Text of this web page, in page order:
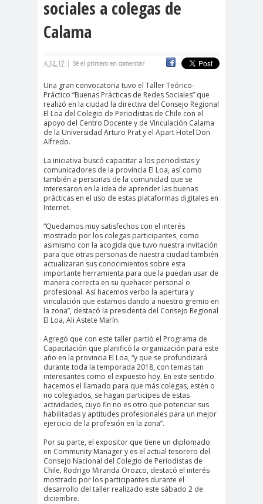
cación
#DerechosFundam
#Destacado
#Destacado #Importante
#Noticias #Asamblea
#Colegiodeperiodistas
#Destacado #Importante
#Noticias #CongresoNacional
#Colegiodeperiodistas
#Destacado #Importante
#Noticias #Elecciones
#CandidaturasConsejoNacional
#Colegiodeperiodistas
#Destacado #Importante
#Noticias #Elecciones
#Colegiodeperiodistas
#Eleccion
es
#Elecciones2
024
#FalloJudic
ial
#GabrielBoric
Font
#Géner
o
#GéneroYDD
HH
#Importan
te
#Importante #Noticias
#Asamblea
#InformarNoEs
Delito
#LibertadDePr
ensa
#MediosNoSexi
stas
#Mega
sociales a colegas de
Calama
4.12.17 | Sé el primero en comentar
Una gran convocatoria tuvo el Taller Teórico-
Práctico “Buenas Prácticas de Redes Sociales” que
realizó en la ciudad la directiva del Consejo Regional
El Loa del Colegio de Periodistas de Chile con el
apoyo del Centro Docente y de Vinculación Calama
de la Universidad Arturo Prat y el Apart Hotel Don
Alfredo.
La iniciativa buscó capacitar a los periodistas y
comunicadores de la provincia El Loa, así como
también a personas de la comunidad que se
interesaron en la idea de aprender las buenas
prácticas en el uso de estas plataformas digitales en
Internet.
“Quedamos muy satisfechos con el interés
mostrado por los colegas participantes, como
asimismo con la acogida que tuvo nuestra invitación
para que otras personas de nuestra ciudad también
actualizaran sus conocimientos sobre esta
importante herramienta para que la puedan usar de
manera correcta en su quehacer personal o
profesional. Así hacemos verbo la apertura y
vinculación que estamos dando a nuestro gremio en
la zona”, destacó la presidenta del Consejo Regional
El Loa, Ali Astete Marín.
Agregó que con este taller partió el Programa de
Capacitación que planificó la organización para este
año en la provincia El Loa, “y que se profundizará
durante toda la temporada 2018, con temas tan
interesantes como el expuesto hoy. En este sentido
hacemos el llamado para que más colegas, estén o
no colegiados, se hagan participes de estas
actividades, cuyo fin no es otro que potenciar sus
habilitadas y aptitudes profesionales para un mejor
ejercicio de la profesión en la zona”.
Por su parte, el expositor que tiene un diplomado
en Community Manager y es el actual tesorero del
Consejo Nacional del Colegio de Periodistas de
Chile, Rodrigo Miranda Orozco, destacó el interés
mostrado por los participantes durante el
desarrollo del taller realizado este sábado 2 de
diciembre.